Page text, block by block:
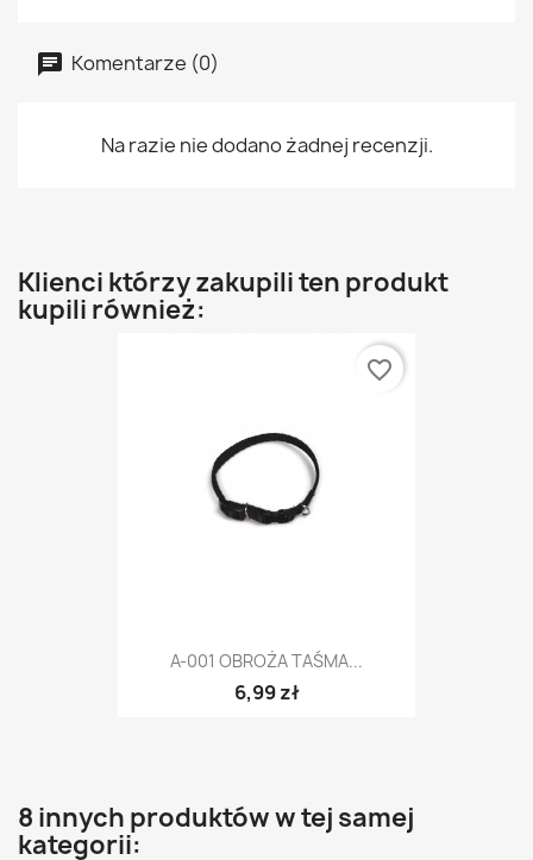
Komentarze (0)
Na razie nie dodano żadnej recenzji.
Klienci którzy zakupili ten produkt
kupili również:
A-001 OBROŻA TAŚMA...
6,99 zł
favorite_border
8 innych produktów w tej samej
kategorii: